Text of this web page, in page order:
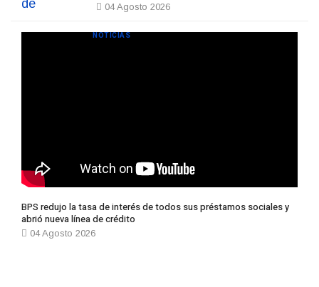
04 Agosto 2026
BPS redujo la tasa de interés de todos sus préstamos sociales y
abrió nueva línea de crédito
04 Agosto 2026
NOTICIAS